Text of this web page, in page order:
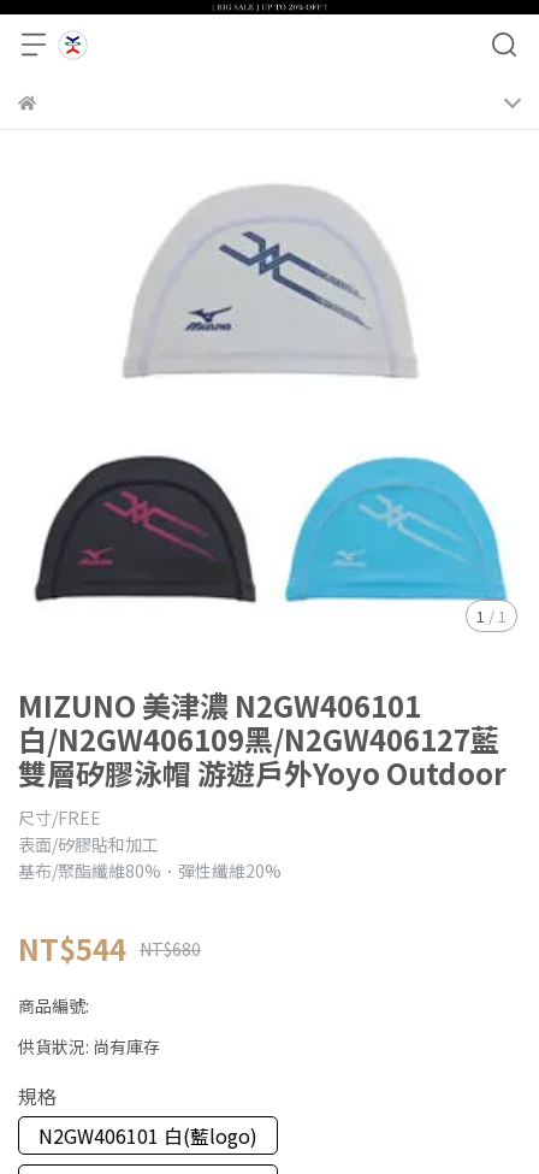
1 /1
MIZUNO 美津濃 N2GW406101
白/N2GW406109黑/N2GW406127藍
雙層矽膠泳帽 游遊戶外Yoyo Outdoor
尺寸/FREE
表面/矽膠貼和加工
基布/聚酯纖維80%．彈性纖維20%
NT$544 NT$680
商品編號:
供貨狀況: 尚有庫存
規格
N2GW406101 白(藍logo)